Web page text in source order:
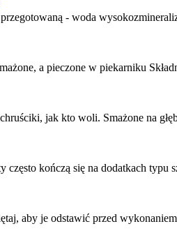
- woda
a pieczone w piekarniku
jak kto woli. Smażone na
kończą się na dodatkach typu
aby je odstawić przed